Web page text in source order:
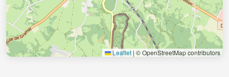
Leaflet | © OpenStreetMap contributors